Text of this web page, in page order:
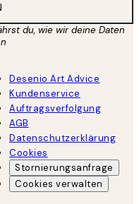
du, wie wir deine Daten
Desenio Art Advice
Kundenservice
Auftragsverfolgung
AGB
Datenschutzerklärung
Cookies
Stornierungsanfrage
Cookies verwalten